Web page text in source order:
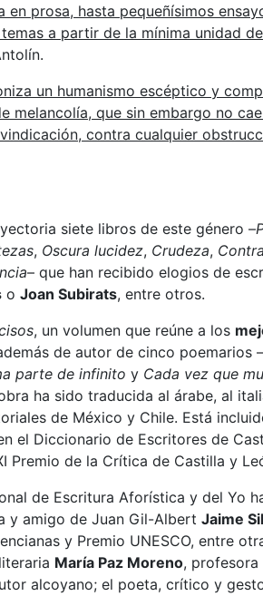
prosa, hasta pequeñísimos
a partir de la mínima unidad
un humanismo escéptico y
melancolía, que sin embargo no
contra cualquier
siete libros de este género –
, Oscura lucidez, Crudeza,
– que han recibido elogios de
o Joan Subirats, entre otros.
, un volumen que reúne a los
de autor de cinco poemarios –
parte de infinito y Cada vez que
ha sido traducida al árabe, al
de México y Chile. Está
el Diccionario de Escritores de
Premio de la Crítica de Castilla y
de Escritura Aforística y del Yo
y amigo de Juan Gil-Albert Jaime
y Premio UNESCO, entre
María Paz Moreno, profesora
alcoyano; el poeta, crítico y